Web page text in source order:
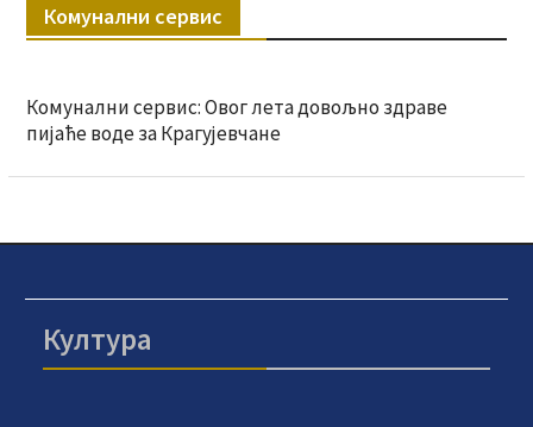
Комунални сервис
Комунални сервис: Овог лета довољно здраве
пијаће воде за Крагујевчане
Култура